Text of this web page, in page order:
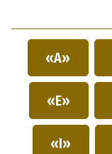
«A»
«E»
«I»